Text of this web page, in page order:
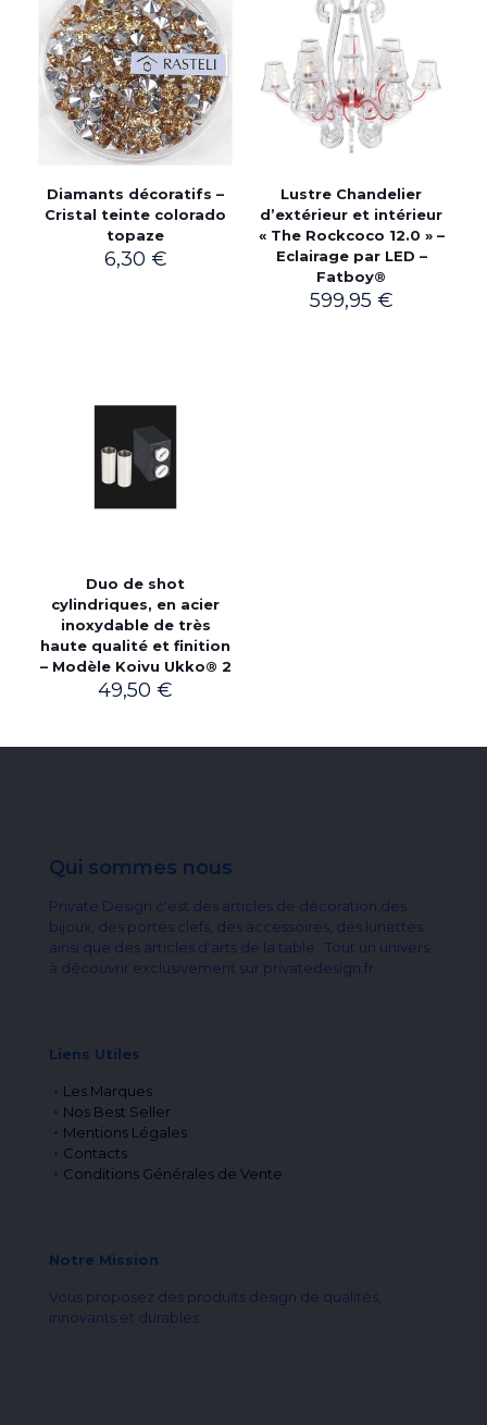
Diamants décoratifs –
Cristal teinte colorado
topaze
6,30 €
Lustre Chandelier
d’extérieur et intérieur
« The Rockcoco 12.0 » –
Eclairage par LED –
Fatboy®
599,95 €
Duo de shot
cylindriques, en acier
inoxydable de très
haute qualité et finition
– Modèle Koivu Ukko® 2
49,50€
Qui sommes nous
Private Design c'est des articles de décoration,des
bijoux, des portes clefs, des accessoires, des lunettes
ainsi que des articles d'arts de la table...Tout un univers
à découvrir exclusivement sur privatedesign.fr
Liens Utiles
Les Marques
Nos Best Seller
Mentions Légales
Contacts
Conditions Générales de Vente
Notre Mission
Vous proposez des produits design de qualités,
innovants et durables.